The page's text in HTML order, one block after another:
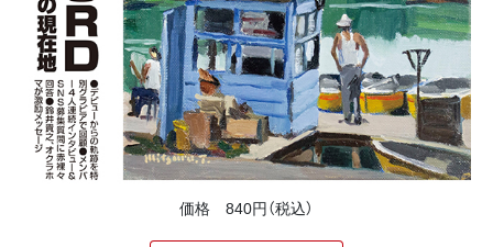
価格 840円（税込）